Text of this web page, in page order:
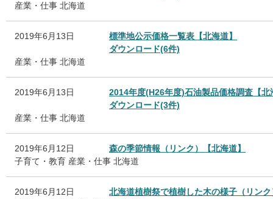
産業・仕事 北海道
2019年6月13日
標準地公示価格一覧表【北海道】
ダウンロード(6件)
産業・仕事 北海道
2019年6月13日
2014年度(H26年度)石油製品価格調査【北
ダウンロード(3件)
産業・仕事 北海道
2019年6月12日
森の季節情報（リンク）【北海道】
子育て・教育 産業・仕事 北海道
2019年6月12日
北海道植樹祭で植樹した木の様子（リン